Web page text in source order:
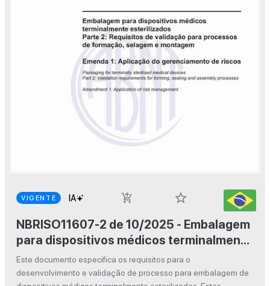
VIGENTE add_shopping_cart
star_border
NBRISO11607-2 de 10/2025 - Embalagem
para dispositivos médicos terminalmente
esterilizados - Parte 2: Requisitos de
validação para processos de formação,
Este documento especifica os requisitos para o
desenvolvimento e validação de processo para embalagem de